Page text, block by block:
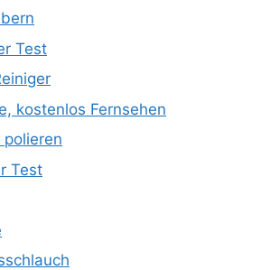
Test
kostenlos Fernsehen
polieren
Test